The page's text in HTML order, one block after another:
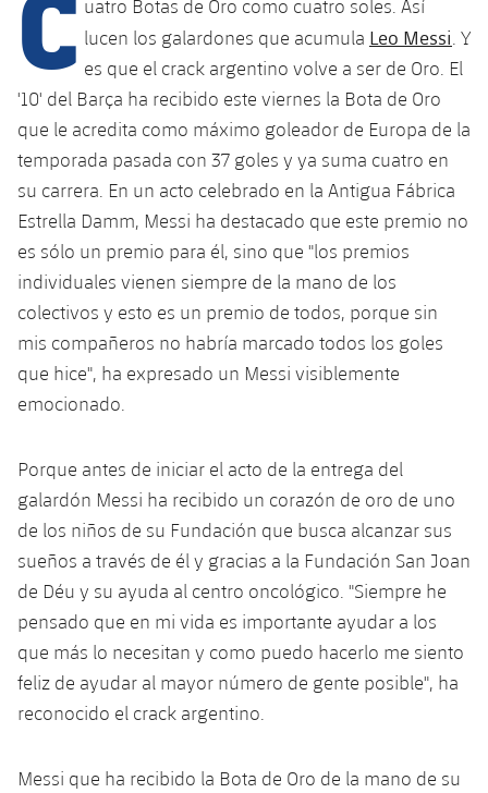
plusicon
más
Instalaciones
Spotify Camp Nou
Palau Blaugrana
Estadi Johan Cruyff
Barça Cafe
La Masia
plusicon
más
Servicios Médicos
Accesibilidad
Acreditaciones
Instalaciones
SUB13
SUB12
SUB11 A
SUB10 A
SUB10 B
SUB9 A
SUB8 A
SUB8 B
SUB13 B
SUB12 C
SUB11 C
Gameday Shows
Resultados
Clasificación
Jugadores
Fotos
Historia
Base
Barça Atlètic
Junior
Cadete A
Cadete B
Infantil A
Infantil B
Campus Verano
PLUSICON
MÁS
Primer Equipo
plusicon
más
Actualidad
Calendario
Entradas
Resultados
Clasificaciones
Fotos
Historia
Palmarés
Barça Atlètic
plusicon
más
Actualidad
Resultados
Clasificaciones
Jugadores
Base
plusicon
más
Actualidad
Juvenil
Cadete A
Cadete B
Infantil A
PLUSICON
MÁS
Primer equipo
plusicon
más
Calendario
Entradas
Resultados
Clasificaciones
Jugadors
Actualidad
Calendario
Resultados
Jugadores
Clasificaciones
plusicon
más
Actualidad
Juvenil
Cadete
Infantil
Campus Verano
PLUSICON
MÁS
Primer equipo
Actualidad
Calendario
Barça Atlètic
Actualidad
Base
plusicon
más
uatro Botas de Oro como cuatro soles. Así
lucen los galardones que acumula Leo Messi . Y
es que el crack argentino volve a ser de Oro. El
'10' del Barça ha recibido este viernes la Bota de Oro
que le acredita como máximo goleador de Europa de la
temporada pasada con 37 goles y ya suma cuatro en
su carrera. En un acto celebrado en la Antigua Fábrica
Estrella Damm, Messi ha destacado que este premio no
es sólo un premio para él, sino que "los premios
individuales vienen siempre de la mano de los
colectivos y esto es un premio de todos, porque sin
mis compañeros no habría marcado todos los goles
que hice", ha expresado un Messi visiblemente
emocionado.
Porque antes de iniciar el acto de la entrega del
galardón Messi ha recibido un corazón de oro de uno
de los niños de su Fundación que busca alcanzar sus
sueños a través de él y gracias a la Fundación San Joan
de Déu y su ayuda al centro oncológico. "Siempre he
pensado que en mi vida es importante ayudar a los
que más lo necesitan y como puedo hacerlo me siento
feliz de ayudar al mayor número de gente posible", ha
reconocido el crack argentino.
Messi que ha recibido la Bota de Oro de la mano de su